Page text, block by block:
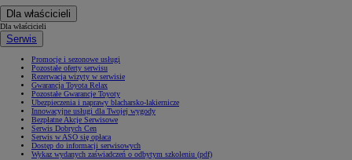
Dla właścicieli
Dla właścicieli
Serwis
Promocje i sezonowe usługi
Pozostałe oferty serwisu
Rezerwacja wizyty w serwisie
Gwarancja Toyota Relax
Pozostałe Gwarancje Toyoty
Ubezpieczenia i naprawy blacharsko-lakiernicze
Innowacyjne usługi dla Twojej wygody
Bezpłatne Akcje Serwisowe
Serwis Dobrych Cen
Serwis w ASO się opłaca
Dostęp do informacji serwisowych
Wykaz wydanych zaświadczeń o odbytym szkoleniu (pdf)